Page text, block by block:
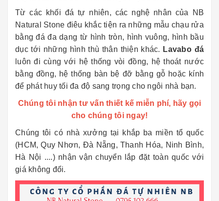
Từ các khối đá tự nhiên, các nghệ nhân của NB
Natural Stone điêu khắc tiện ra những mẫu chạu rửa
bằng đá đa dạng từ hình tròn, hình vuông, hình bầu
dục tới những hình thù thân thiện khác. Lavabo đá
luôn đi cùng với hệ thống vòi đồng, hệ thoát nước
bằng đồng, hệ thống bàn bệ đỡ bằng gỗ hoặc kính
để phát huy tối đa độ sang trọng cho ngôi nhà bạn.
Chúng tôi nhận tư vấn thiết kế miễn phí, hãy gọi
cho chúng tôi ngay!
Chúng tôi có nhà xưởng tại khắp ba miền tổ quốc
(HCM, Quy Nhơn, Đà Nẵng, Thanh Hóa, Ninh Bình,
Hà Nội ....) nhận vận chuyển lắp đặt toàn quốc với
giá không đổi.